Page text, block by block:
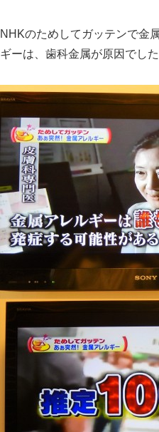
NHKのためしてガッテンで金
ギーは、歯科金属が原因でした